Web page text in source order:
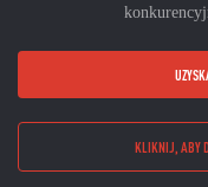
KLIKNIJ, ABY